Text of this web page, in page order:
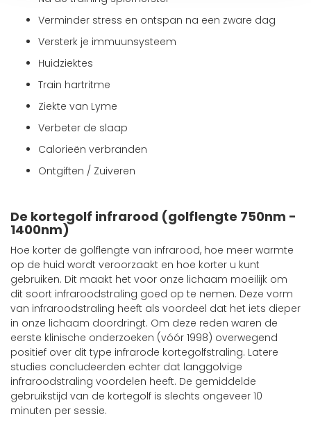
Verminder stress en ontspan na een zware dag
Versterk je immuunsysteem
Huidziektes
Train hartritme
Ziekte van Lyme
Verbeter de slaap
Calorieën verbranden
Ontgiften / Zuiveren
De kortegolf infrarood (golflengte 750nm -
1400nm)
Hoe korter de golflengte van infrarood, hoe meer warmte
op de huid wordt veroorzaakt en hoe korter u kunt
gebruiken. Dit maakt het voor onze lichaam moeilijk om
dit soort infraroodstraling goed op te nemen. Deze vorm
van infraroodstraling heeft als voordeel dat het iets dieper
in onze lichaam doordringt. Om deze reden waren de
eerste klinische onderzoeken (vóór 1998) overwegend
positief over dit type infrarode kortegolfstraling. Latere
studies concludeerden echter dat langgolvige
infraroodstraling voordelen heeft. De gemiddelde
gebruikstijd van de kortegolf is slechts ongeveer 10
minuten per sessie.